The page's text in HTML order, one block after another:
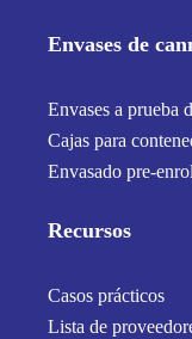
Envases de
Envases a prueba
Cajas para
Envasado pre-
Recursos
Casos prácticos
Lista de